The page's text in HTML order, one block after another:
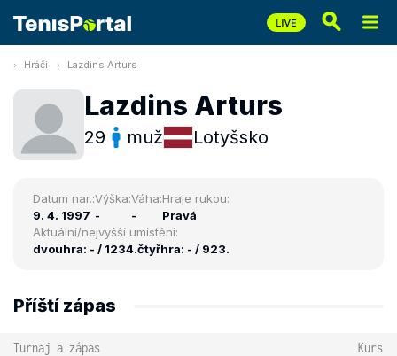
Hráči Lazdins Arturs
Lazdins Arturs
29 muž Lotyšsko
Datum nar.:
9. 4. 1997
Výška:
-
Váha:
-
Hraje rukou:
Pravá
Aktuální/nejvyšší umístění:
dvouhra: - / 1234.čtyřhra: - / 923.
Příští zápas
Turnaj a zápas Kurs